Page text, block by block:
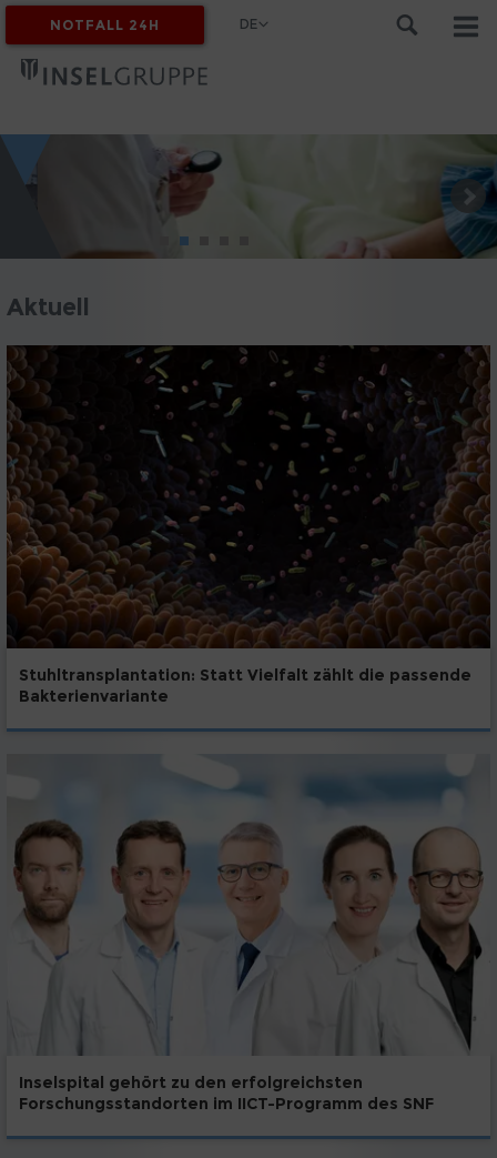
MYINSEL
NOTFALL 24H DE
Aktuell
Stuhltransplantation: Statt Vielfalt zählt die passende
Bakterienvariante
Inselspital gehört zu den erfolgreichsten
Forschungsstandorten im IICT-Programm des SNF